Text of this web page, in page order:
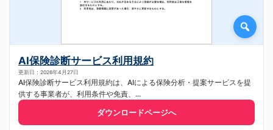
AI保険診断サービス利用規約
更新日：2026年4月27日
AI保険診断サービス利用規約は、AIによる保険分析・提案サービスを提
供する事業者が、利用条件や免責、...
ダウンロードページへ